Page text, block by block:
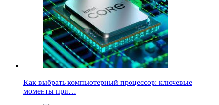
Как выбрать компьютерный процессор: ключевые
моменты при…